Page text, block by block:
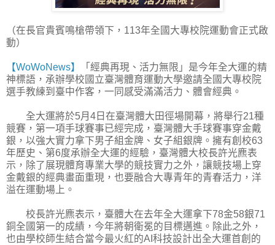
（在長官貴賓鳴槍帶領下，113年全國大專校院運動會正式啟
動）
【WoWoNews】
「經典再現、活力無限」是今年全大運的精
神標語，承辦學校國立臺灣體育運動大學邀請全國大專校院
選手教練到臺中作客，一同感受滿滿活力、體會經典。
全大運將於5月4日在臺灣體大田徑場開幕，將舉行21種
競賽，第一項手球賽事已經完成，臺灣體大手球賽事穿金戴
銀，以強大實力拿下男子組金牌、女子組銀牌。擁有創校63
年歷史、第6度承辦全大運的經驗，臺灣體大校長許光麃表
示，除了展現體育專業大學的競技實力之外，讓競技場上穿
金戴銀的經典畫面重現，也要融合大專青年的青春活力，洋
溢在運動場上。
校長許光麃表示，臺體大在去年全大運拿下78金58銀71
銅全國第一的成績，今年將朝衛冕的目標邁進。除此之外，
也由學校師生結合當今最火紅的AI科技設計出全大運首創的